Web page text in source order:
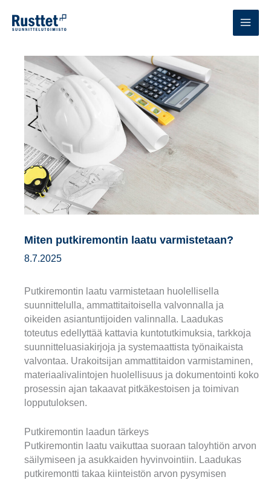
sisältöön
Miten putkiremontin laatu varmistetaan?
8.7.2025
Putkiremontin laatu varmistetaan huolellisella
suunnittelulla, ammattitaitoisella valvonnalla ja
oikeiden asiantuntijoiden valinnalla. Laadukas
toteutus edellyttää kattavia kuntotutkimuksia, tarkkoja
suunnitteluasiakirjoja ja systemaattista työnaikaista
valvontaa. Urakoitsijan ammattitaidon varmistaminen,
materiaalivalintojen huolellisuus ja dokumentointi koko
prosessin ajan takaavat pitkäkestoisen ja toimivan
lopputuloksen.
Putkiremontin laadun tärkeys
Putkiremontin laatu vaikuttaa suoraan taloyhtiön arvon
säilymiseen ja asukkaiden hyvinvointiin. Laadukas
putkiremontti takaa kiinteistön arvon pysymisen